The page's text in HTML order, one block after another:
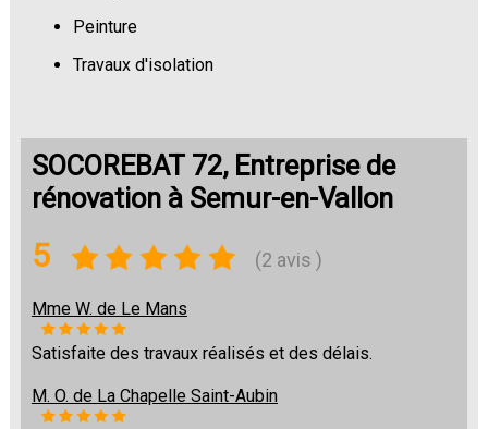
Peinture
Travaux d'isolation
SOCOREBAT 72, Entreprise de
rénovation à Semur-en-Vallon
5 (2 avis )
Mme W. de Le Mans
Satisfaite des travaux réalisés et des délais.
M. O. de La Chapelle Saint-Aubin